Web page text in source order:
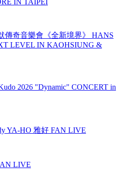
IN TAIPEI
傳奇音樂會《全新境界》 HANS
LEVEL IN KAOHSIUNG &
2026 "Dynamic" CONCERT in
YA-HO 雅好 FAN LIVE
LIVE